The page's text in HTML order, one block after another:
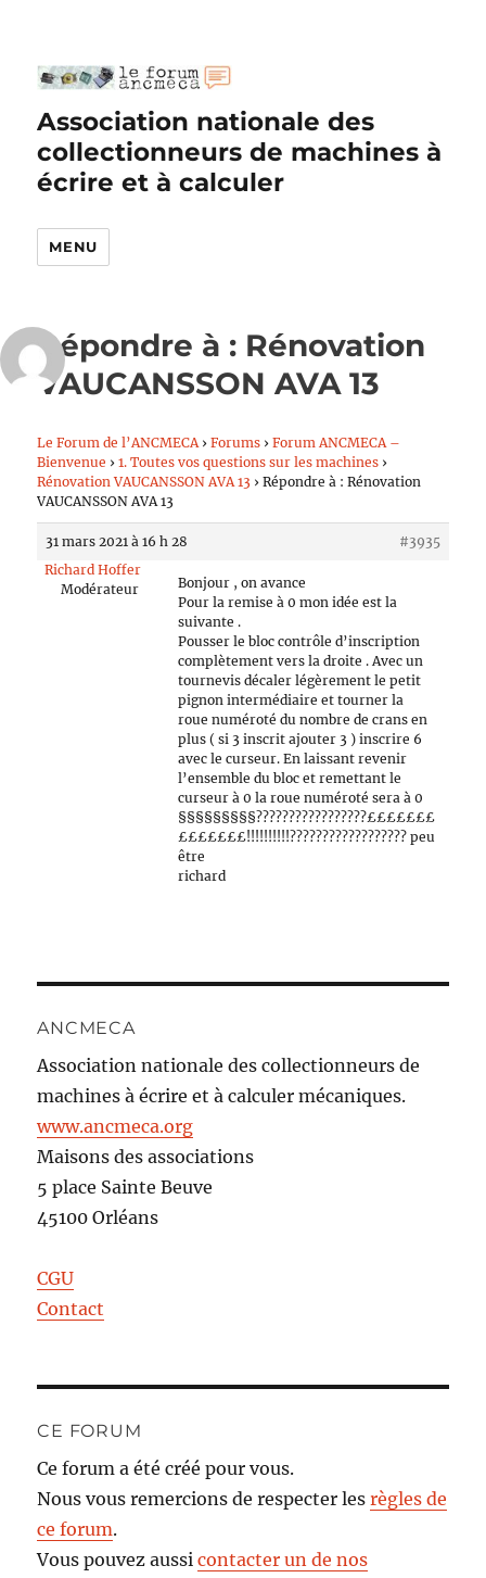
Association nationale des
collectionneurs de machines à
écrire et à calculer
MENU
Répondre à : Rénovation
VAUCANSSON AVA 13
Le Forum de l’ANCMECA › Forums › Forum ANCMECA –
Bienvenue › 1. Toutes vos questions sur les machines ›
Rénovation VAUCANSSON AVA 13 › Répondre à : Rénovation
VAUCANSSON AVA 13
31 mars 2021 à 16 h 28
#3935
Richard Hoffer
Modérateur
Bonjour , on avance
Pour la remise à 0 mon idée est la
suivante .
Pousser le bloc contrôle d’inscription
complètement vers la droite . Avec un
tournevis décaler légèrement le petit
pignon intermédiaire et tourner la
roue numéroté du nombre de crans en
plus ( si 3 inscrit ajouter 3 ) inscrire 6
avec le curseur. En laissant revenir
l’ensemble du bloc et remettant le
curseur à 0 la roue numéroté sera à 0
§§§§§§§§§?????????????????£££££££
£££££££!!!!!!!!!!?????????????????? peu
être
richard
ANCMECA
Association nationale des collectionneurs de
machines à écrire et à calculer mécaniques.
www.ancmeca.org
Maisons des associations
5 place Sainte Beuve
45100 Orléans
CGU
Contact
CE FORUM
Ce forum a été créé pour vous.
Nous vous remercions de respecter lesrègles de
ce forum.
Vous pouvez aussicontacter un de nos